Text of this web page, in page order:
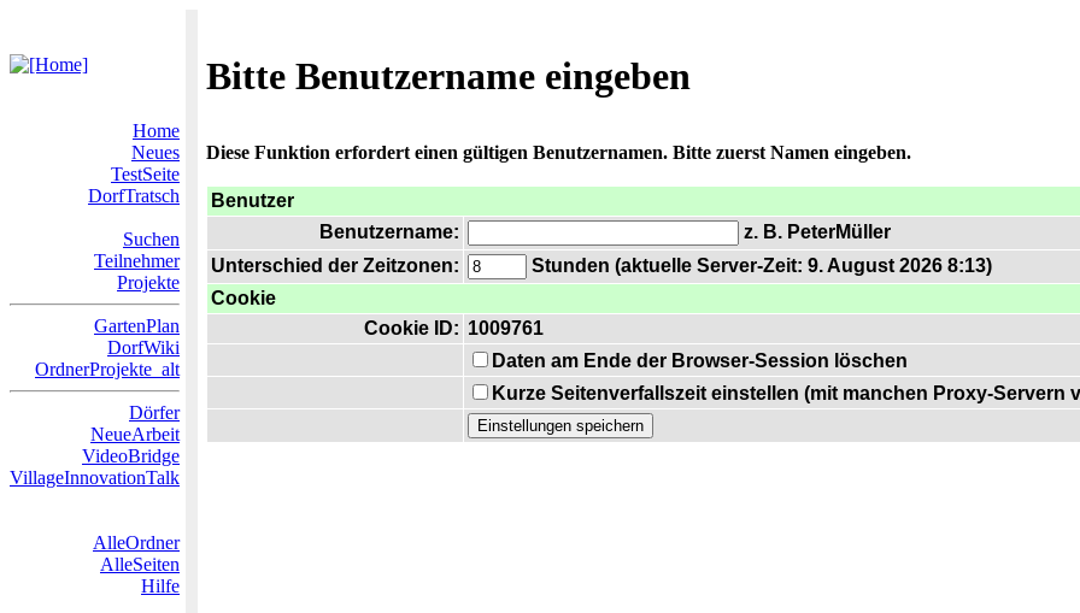
Bitte Benutzername eingeben
Home
Neues
TestSeite
DorfTratsch
Suchen
Teilnehmer
Projekte
GartenPlan
DorfWiki
OrdnerProjekte_alt
Dörfer
NeueArbeit
VideoBridge
VillageInnovationTalk
AlleOrdner
AlleSeiten
Hilfe
Diese Funktion erfordert einen gültigen Benutzernamen. Bitte zuerst Namen eingeben.
Benutzer
Benutzername:
z. B. PeterMüller
Unterschied der Zeitzonen:
Stunden (aktuelle Server-Zeit: 9. August 2026 8:13)
Cookie
Cookie ID: 1009761
Daten am Ende der Browser-Session löschen
Kurze Seitenverfallszeit einstellen (mit manchen Proxy-Servern